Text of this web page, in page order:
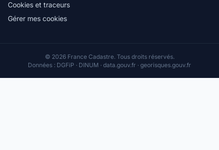
Cookies et traceurs
Gérer mes cookies
© 2026 France Cadastre. Tous droits réservés.
Données : DGFiP · DINUM · data.gouv.fr · georisques.gouv.fr